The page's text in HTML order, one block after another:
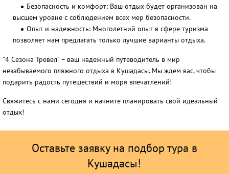
Безопасность и комфорт: Ваш отдых будет организован на
высшем уровне с соблюдением всех мер безопасности.
Опыт и надежность: Многолетний опыт в сфере туризма
позволяет нам предлагать только лучшие варианты отдыха.
"4 Сезона Тревел" – ваш надежный путеводитель в мир
незабываемого пляжного отдыха в Кушадасы. Мы ждем вас, чтобы
подарить радость путешествий и моря впечатлений!
Свяжитесь с нами сегодня и начните планировать свой идеальный
отдых!
Оставьте заявку на подбор тура в
Кушадасы!